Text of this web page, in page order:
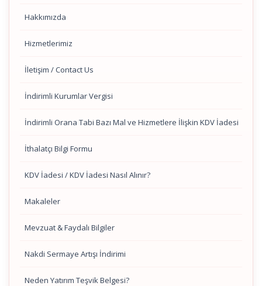
Hakkımızda
Hizmetlerimiz
İletişim / Contact Us
İndirimli Kurumlar Vergisi
İndirimli Orana Tabi Bazı Mal ve Hizmetlere İlişkin KDV İadesi
İthalatçı Bilgi Formu
KDV İadesi / KDV İadesi Nasıl Alınır?
Makaleler
Mevzuat & Faydalı Bilgiler
Nakdi Sermaye Artışı İndirimi
Neden Yatırım Teşvik Belgesi?